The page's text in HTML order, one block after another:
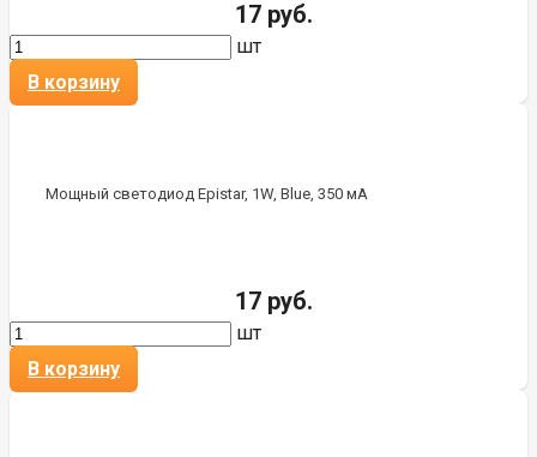
17 руб.
шт
В корзину
Мощный светодиод Epistar, 1W, Blue, 350 мА
17 руб.
шт
В корзину